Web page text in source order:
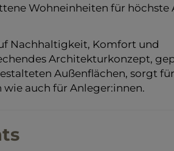
Wohneinheiten für höchste
Nachhaltigkeit, Komfort und
Architekturkonzept,
Außenflächen, sorgt
auch für Anleger:innen.